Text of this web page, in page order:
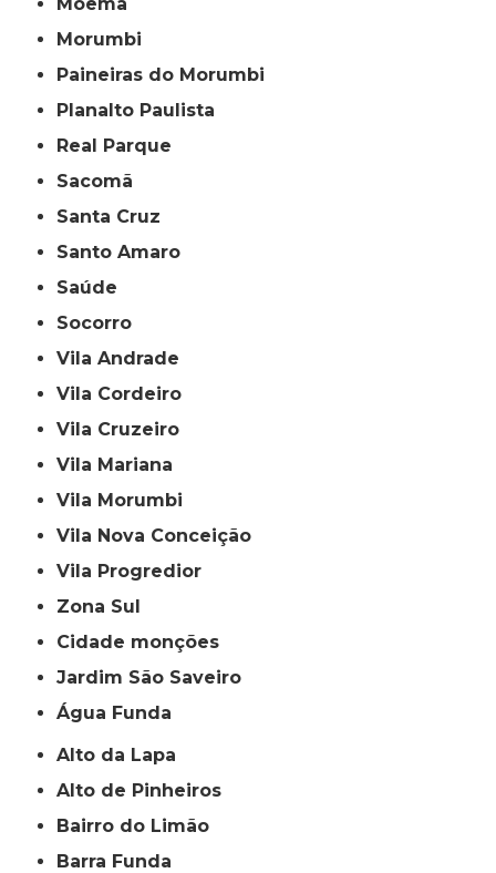
Morumbi
Paineiras do Morumbi
Planalto Paulista
Real Parque
Sacomã
Santa Cruz
Santo Amaro
Saúde
Socorro
Vila Andrade
Vila Cordeiro
Vila Cruzeiro
Vila Mariana
Vila Morumbi
Vila Nova Conceição
Vila Progredior
Zona Sul
cidade monções
jardim São Saveiro
Água Funda
Alto da Lapa
Alto de Pinheiros
Bairro do Limão
Barra Funda